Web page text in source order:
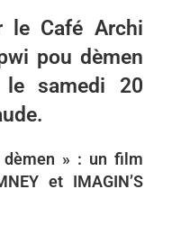
le Café Archi
pou dèmen
le samedi 20
» : un film
et IMAGIN’S